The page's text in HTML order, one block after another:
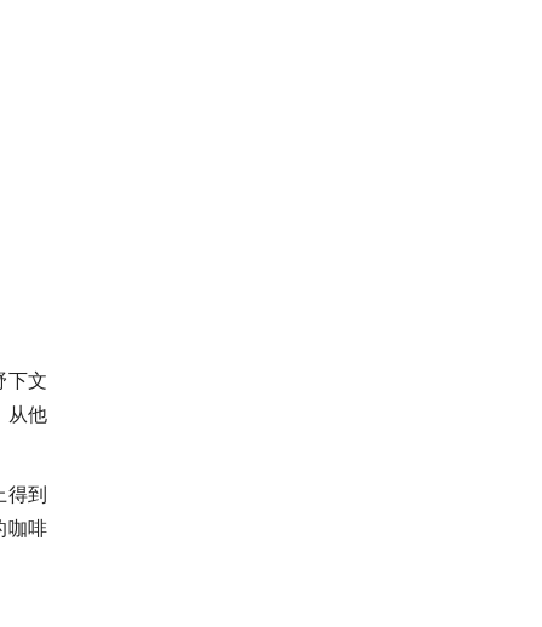
下文
从他
到
咖啡